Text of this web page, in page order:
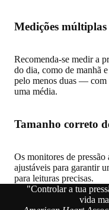
Medições múltiplas
Recomenda-se medir a
do dia, como de manhã
pelo menos duas — com
uma média.
Tamanho correto
Os monitores de
ajustáveis para garantir
para leituras precisas.
"Controlar a tua
vida